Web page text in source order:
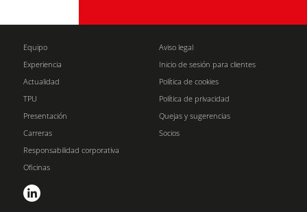
Equipo
Experiencia
Actualidad
TPU
Presentación
Carreras
Responsabilidad corporativa
Oficinas
Aviso legal
Inicio de sesión para clientes
Política de cookies
Política de privacidad
Quejas y sugerencias
Socios